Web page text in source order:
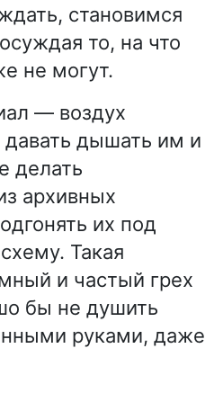
становимся
то, на что
не могут.
— воздух
давать дышать им и
делать
архивных
их под
Такая
и частый грех
бы не душить
руками, даже